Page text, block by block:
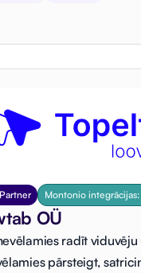
Montonio
OÜ
radīt
pārsteigt,